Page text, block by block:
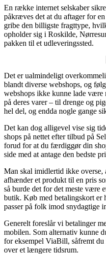
En række internet selskaber
påkræves det at du aftager for
gribe den billigste fragttype,
opholder sig i Roskilde,
pakken til et udleveringssted.
Det er ualmindeligt
blandt diverse webshops, og
webshops ikke kunne lade være
på deres varer – til drenge og
hel del, og endda nogle gange
Det kan dog alligevel vise sig
shops på nettet efter tilbud på
forud for at du færdiggør din
side med at antage den bedste
Man skal imidlertid ikke overse,
afhænder et produkt til en pris
så burde det for det meste være
butik. Køb med betalingskort er
passer på folk imod snydagtige
Generelt foreslår vi betalinger
mobilen. Som alternativ kunne
for eksempel ViaBill, såfremt
over et længere tidsrum.